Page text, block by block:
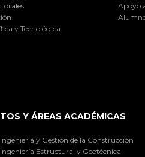
y Tecnológica
Apoyo
Y ÁREAS ACADÉMICAS
y Gestión de la Construcción
Estructural y Geotécnica